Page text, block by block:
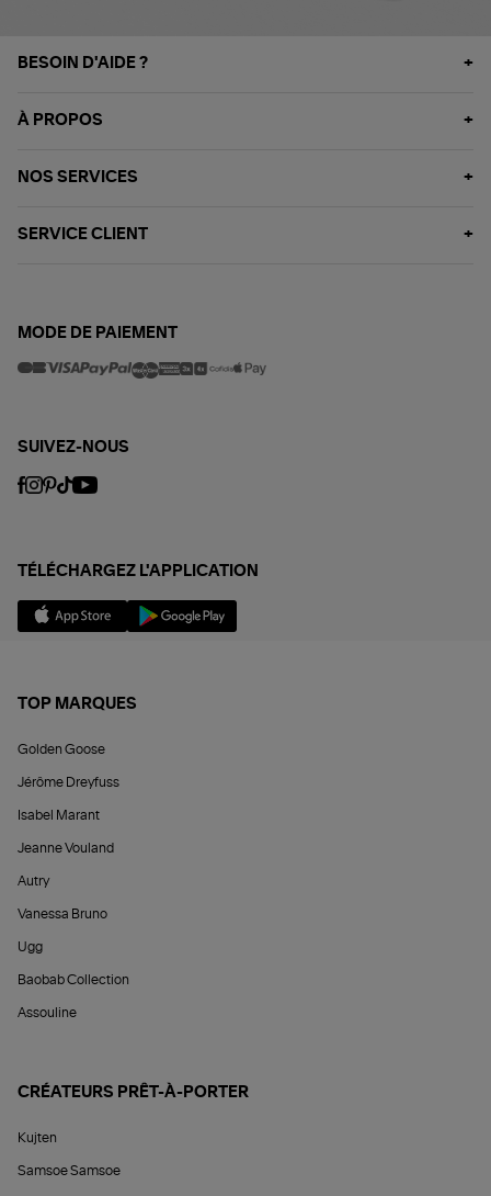
BESOIN D'AIDE ?
À PROPOS
NOS SERVICES
SERVICE CLIENT
MODE DE PAIEMENT
SUIVEZ-NOUS
TÉLÉCHARGEZ L'APPLICATION
TOP MARQUES
Golden Goose
Jérôme Dreyfuss
Isabel Marant
Jeanne Vouland
Autry
Vanessa Bruno
Ugg
Baobab Collection
Assouline
CRÉATEURS PRÊT-À-PORTER
Kujten
Samsoe Samsoe